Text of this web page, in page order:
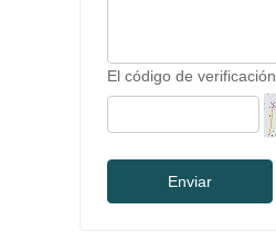
El código de verificación
Enviar